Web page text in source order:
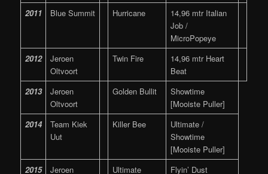
2011
Blue Summit Hurricane
14,96 mtr Italian
Job /
MicroPopeye
2012
Jeroen
Oltvoort
Twin Fire
14,96 mtr Heart
Beat
2013
Jeroen
Oltvoort
Golden Bullit
Showtime
[Mooiste Puller]
2014
Team Kiek
Uut
Killer Bee
Ultimate /
Showtime
[Mooiste Puller]
2015
Jeroen
Ultimate
Flyin’ Dust